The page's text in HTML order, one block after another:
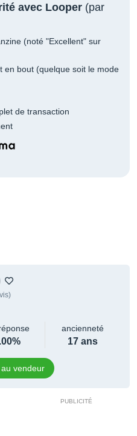
avec Looper (par
(noté "Excellent" sur
en bout (quelque soit le mode
de transaction
ancienneté
17 ans
vendeur